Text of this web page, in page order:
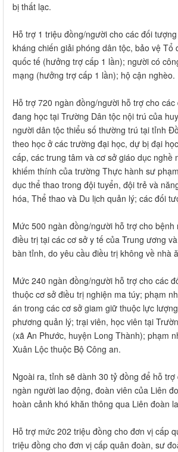
bị thất lạc.
Hỗ trợ 1 triệu đồng/người cho các đối
kháng chiến giải phóng dân tộc, bảo vệ Tổ
quốc tế (hưởng trợ cấp 1 lần); người có
mạng (hưởng trợ cấp 1 lần); hộ cận nghèo.
Hỗ trợ 720 ngàn đồng/người hỗ trợ cho
đang học tại Trường Dân tộc nội trú của
người dân tộc thiểu số thường trú tại tỉnh
theo học ở các trường đại học, dự bị đại
cấp, các trung tâm và cơ sở giáo dục nghề
khiếm thính của trường Thực hành sư
dục thể thao trong đội tuyển, đội trẻ và
hóa, Thể thao và Du lịch quản lý; các đối
Mức 500 ngàn đồng/người hỗ trợ cho bệnh
điều trị tại các cơ sở y tế của Trung ương
bàn tỉnh, do yêu cầu điều trị không về nhà
Mức 240 ngàn đồng/người hỗ trợ cho các
thuộc cơ sở điều trị nghiện ma túy; phạm
án trong các cơ sở giam giữ thuộc lực
phương quản lý; trại viên, học viên tại
(xã An Phước, huyện Long Thành); phạm
Xuân Lộc thuộc Bộ Công an.
Ngoài ra, tỉnh sẽ dành 30 tỷ đồng để hỗ trợ
ngàn người lao động, đoàn viên của Liên
hoàn cảnh khó khăn thông qua Liên đoàn
Hỗ trợ mức 202 triệu đồng cho đơn vị cấp
triệu đồng cho đơn vị cấp quân đoàn, sư